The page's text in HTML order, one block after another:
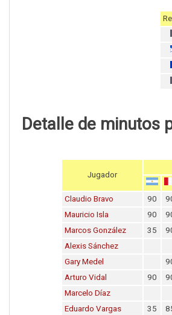
Detalle de minutos
Jugador
Claudio Bravo 90
Mauricio Isla
90
Marcos González
35
Alexis Sánchez
Gary Medel
Arturo Vidal
90
Marcelo Díaz
Eduardo Vargas
35